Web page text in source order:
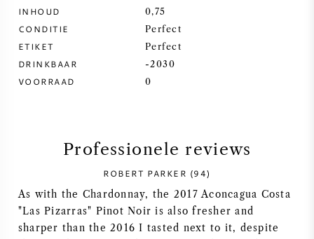
ALLE DRUIVENSOORTEN
DUITSE WIJN
INHOUD 0,75
CONDITIE Perfect
ETIKET Perfect
DRINKBAAR -2030
VOORRAAD 0
Professionele reviews
ROBERT PARKER (94)
As with the Chardonnay, the 2017 Aconcagua Costa
"Las Pizarras" Pinot Noir is also fresher and
sharper than the 2016 I tasted next to it, despite